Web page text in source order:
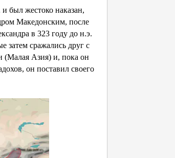
был жестоко наказан,
Македонским, после
в 323 году до н.э.
затем сражались друг с
(Малая Азия) и, пока он
он поставил своего